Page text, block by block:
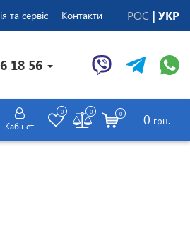
та сервіс Контакти РОС УКР
18 56
Кабінет
0 0 0 0 грн.